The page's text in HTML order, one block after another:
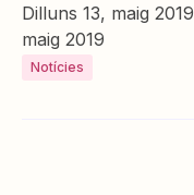
Dilluns 13, maig 2019
maig 2019
Notícies